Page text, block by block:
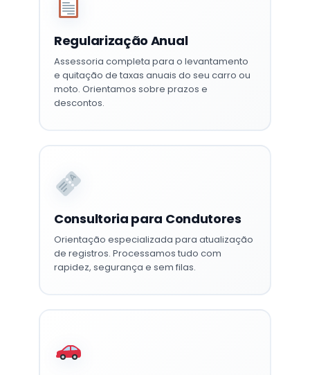
Regularização Anual
Assessoria completa para o levantamento
e quitação de taxas anuais do seu carro ou
moto. Orientamos sobre prazos e
descontos.
Consultoria para Condutores
Orientação especializada para atualização
de registros. Processamos tudo com
rapidez, segurança e sem filas.